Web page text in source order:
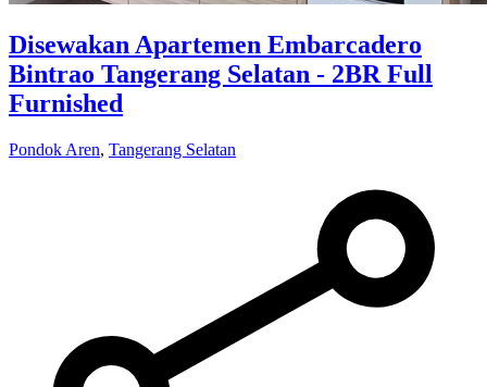
Disewakan Apartemen Embarcadero
Bintrao Tangerang Selatan - 2BR Full
Furnished
Pondok Aren, Tangerang Selatan